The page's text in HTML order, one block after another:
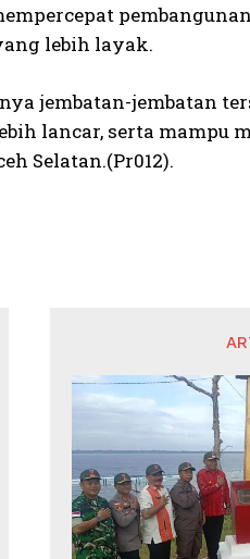
lebih layak.
jembatan-jembatan
lancar, serta mampu
Selatan.(Pr012).